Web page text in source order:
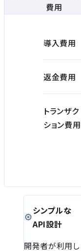
費用
導入費用
返金費用
トランザク
ション費用
シンプルな
API設計
開発者が利用し